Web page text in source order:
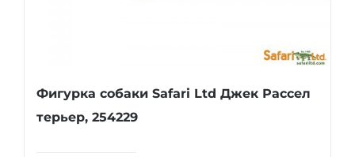
Фигурка собаки Safari Ltd Джек Рассел
терьер, 254229